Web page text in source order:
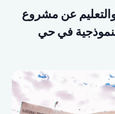
والتعليم عن مشروع
في حي